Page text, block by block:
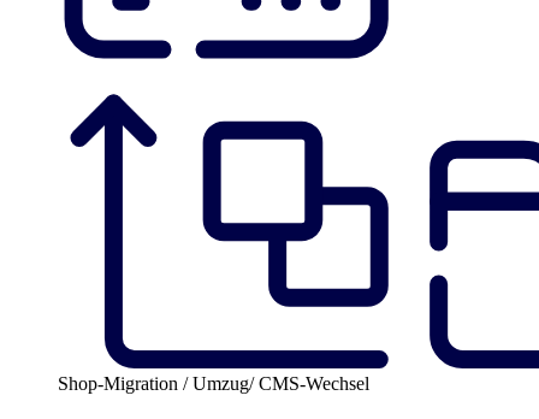
Shop-Migration / Umzug/ CMS-Wechsel